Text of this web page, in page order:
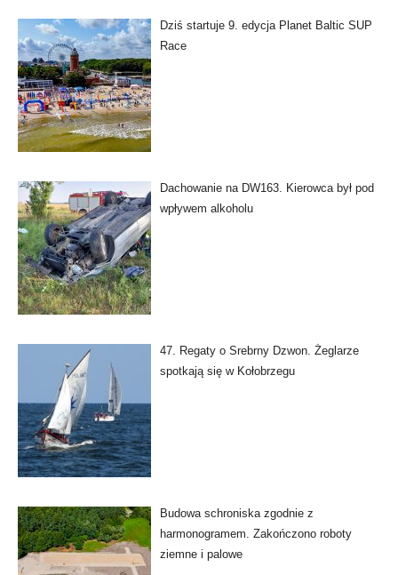
Dziś startuje 9. edycja Planet Baltic SUP
Race
Dachowanie na DW163. Kierowca był pod
wpływem alkoholu
47. Regaty o Srebrny Dzwon. Żeglarze
spotkają się w Kołobrzegu
Budowa schroniska zgodnie z
harmonogramem. Zakończono roboty
ziemne i palowe